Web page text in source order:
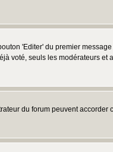
'Editer' du premier
voté, seuls les modérateurs et
du forum peuvent accorder